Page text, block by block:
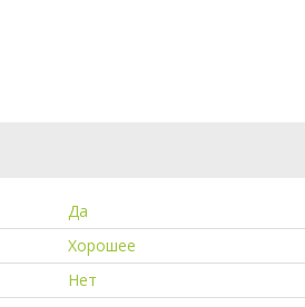
Да
Хорошее
Нет